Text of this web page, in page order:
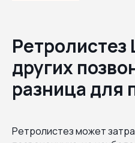
Ретролистез
других
разница для
Ретролистез может